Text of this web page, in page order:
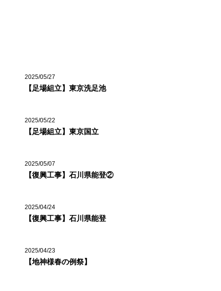
2025/05/27
【足場組立】東京洗足池
2025/05/22
【足場組立】東京国立
2025/05/07
【復興工事】石川県能登②
2025/04/24
【復興工事】石川県能登
2025/04/23
【地神様春の例祭】